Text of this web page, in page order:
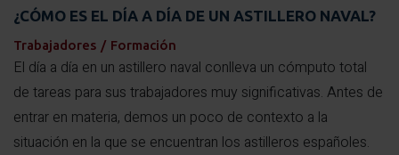
¿CÓMO ES EL DÍA A DÍA DE UN ASTILLERO NAVAL?
Trabajadores / Formación
El día a día en un astillero naval conlleva un cómputo total
de tareas para sus trabajadores muy significativas. Antes de
entrar en materia, demos un poco de contexto a la
situación en la que se encuentran los astilleros españoles.